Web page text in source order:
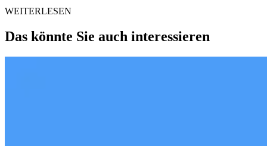
WEITERLESEN
Das könnte Sie auch interessieren